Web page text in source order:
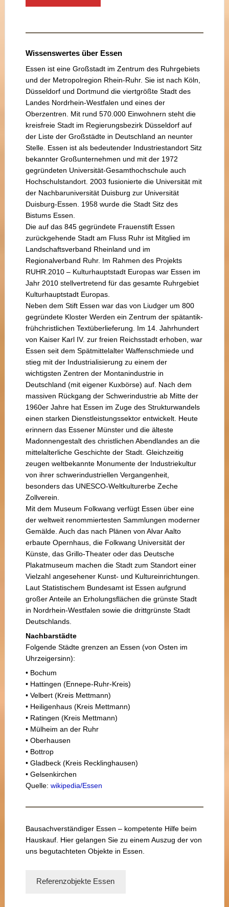
Wissenswertes über Essen
Essen ist eine Großstadt im Zentrum des Ruhrgebiets
und der Metropolregion Rhein-Ruhr. Sie ist nach Köln,
Düsseldorf und Dortmund die viertgrößte Stadt des
Landes Nordrhein-Westfalen und eines der
Oberzentren. Mit rund 570.000 Einwohnern steht die
kreisfreie Stadt im Regierungsbezirk Düsseldorf auf
der Liste der Großstädte in Deutschland an neunter
Stelle. Essen ist als bedeutender Industriestandort Sitz
bekannter Großunternehmen und mit der 1972
gegründeten Universität-Gesamthochschule auch
Hochschulstandort. 2003 fusionierte die Universität mit
der Nachbaruniversität Duisburg zur Universität
Duisburg-Essen. 1958 wurde die Stadt Sitz des
Bistums Essen.
Die auf das 845 gegründete Frauenstift Essen
zurückgehende Stadt am Fluss Ruhr ist Mitglied im
Landschaftsverband Rheinland und im
Regionalverband Ruhr. Im Rahmen des Projekts
RUHR.2010 – Kulturhauptstadt Europas war Essen im
Jahr 2010 stellvertretend für das gesamte Ruhrgebiet
Kulturhauptstadt Europas.
Neben dem Stift Essen war das von Liudger um 800
gegründete Kloster Werden ein Zentrum der spätantik-
frühchristlichen Textüberlieferung. Im 14. Jahrhundert
von Kaiser Karl IV. zur freien Reichsstadt erhoben, war
Essen seit dem Spätmittelalter Waffenschmiede und
stieg mit der Industrialisierung zu einem der
wichtigsten Zentren der Montanindustrie in
Deutschland (mit eigener Kuxbörse) auf. Nach dem
massiven Rückgang der Schwerindustrie ab Mitte der
1960er Jahre hat Essen im Zuge des Strukturwandels
einen starken Dienstleistungssektor entwickelt. Heute
erinnern das Essener Münster und die älteste
Madonnengestalt des christlichen Abendlandes an die
mittelalterliche Geschichte der Stadt. Gleichzeitig
zeugen weltbekannte Monumente der Industriekultur
von ihrer schwerindustriellen Vergangenheit,
besonders das UNESCO-Weltkulturerbe Zeche
Zollverein.
Mit dem Museum Folkwang verfügt Essen über eine
der weltweit renommiertesten Sammlungen moderner
Gemälde. Auch das nach Plänen von Alvar Aalto
erbaute Opernhaus, die Folkwang Universität der
Künste, das Grillo-Theater oder das Deutsche
Plakatmuseum machen die Stadt zum Standort einer
Vielzahl angesehener Kunst- und Kultureinrichtungen.
Laut Statistischem Bundesamt ist Essen aufgrund
großer Anteile an Erholungsflächen die grünste Stadt
in Nordrhein-Westfalen sowie die drittgrünste Stadt
Deutschlands.
Nachbarstädte
Folgende Städte grenzen an Essen (von Osten im
Uhrzeigersinn):
• Bochum
• Hattingen (Ennepe-Ruhr-Kreis)
• Velbert (Kreis Mettmann)
• Heiligenhaus (Kreis Mettmann)
• Ratingen (Kreis Mettmann)
• Mülheim an der Ruhr
• Oberhausen
• Bottrop
• Gladbeck (Kreis Recklinghausen)
• Gelsenkirchen
Quelle: wikipedia/Essen
Bausachverständiger Essen – kompetente Hilfe beim
Hauskauf. Hier gelangen Sie zu einem Auszug der von
uns begutachteten Objekte in Essen.
Referenzobjekte Essen